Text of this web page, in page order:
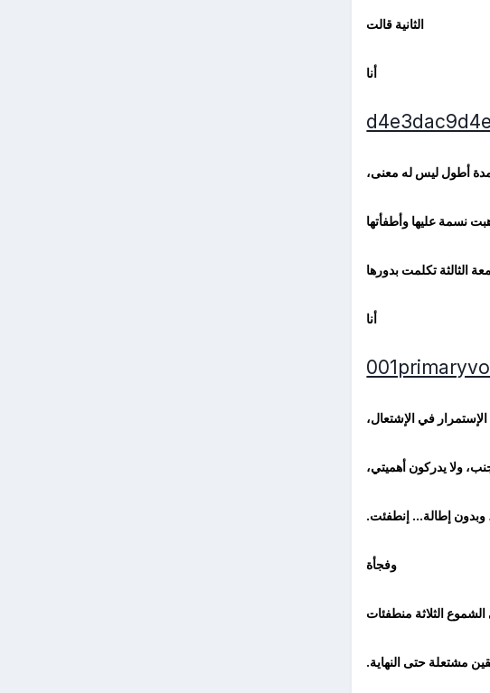
الثانية قالت
أنا
أطول ليس له معنى،
نسمة عليها وأطفأتها
الثالثة تكلمت بدورها
أنا
في الإشتعال،
ولا يدركون أهميتي،
وبدون إطالة... إنطفئت.
وفجأة
الثلاثة منطفئات
مشتعلة حتى النهاية.